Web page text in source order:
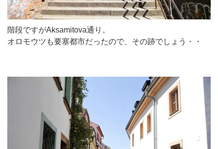
階段ですがAksamitova通り。
オロモウツも要塞都市だったので、その跡でしょう・・